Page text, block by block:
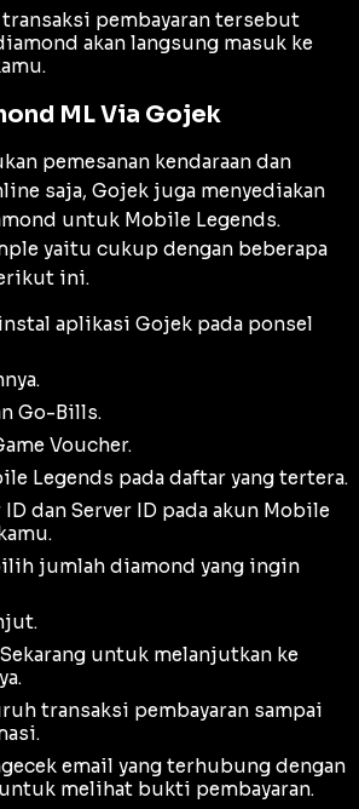
pembayaran tersebut
akan langsung masuk ke
ML Via Gojek
pemesanan kendaraan dan
saja, Gojek juga menyediakan
untuk Mobile Legends.
yaitu cukup dengan beberapa
ini.
aplikasi Gojek pada ponsel
Go-Bills.
Voucher.
Legends pada daftar yang tertera.
ID dan Server ID pada akun Mobile
jumlah diamond yang ingin
untuk melanjutkan ke
transaksi pembayaran sampai
email yang terhubung dengan
melihat bukti pembayaran.